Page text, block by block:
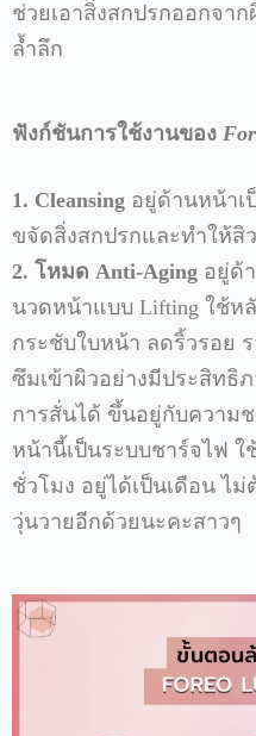
ช่วยเอาสิ่งสกปรกออกจาก
ล้ำลึก
ฟังก์ชันการใช้งานของ
1. Cleansing อยู่ด้านหน้า
ขจัดสิ่งสกปรกและทำให้สิ
2. โหมด Anti-Aging อยู่ด้
นวดหน้าแบบ Lifting ใช้ห
กระชับใบหน้า ลดริ้วรอย
ซึมเข้าผิวอย่างมีประสิทธิ
การสั่นได้ ขึ้นอยู่กับความ
หน้านี้เป็นระบบชาร์จไฟ ใ
ชั่วโมง อยู่ได้เป็นเดือน ไม่
วุ่นวายอีกด้วยนะคะสาวๆ